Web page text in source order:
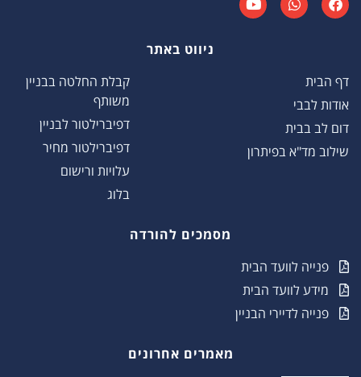
ניווט באתר
דף הבית
אודות לבבי
דום לב בבית
שילוב מד"א בפיתרון
קבלת החלטה בבניין
משותף
דפיברילטור לבניין
דפיברילטור מחיר
עלויות ורישום
בלוג
מסמכים להורדה
פנייה לוועד הבית
מידע לוועד הבית
פנייה לדיירי הבניין
מאמרים אחרונים